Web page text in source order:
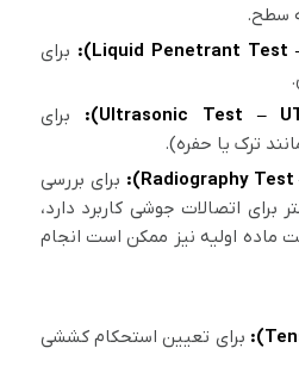
سطح.
برای
برای
ترک یا حفره).
برای بررسی
برای اتصالات جوشی کاربرد دارد،
ماده اولیه نیز ممکن است انجام
برای تعیین استحکام کششی